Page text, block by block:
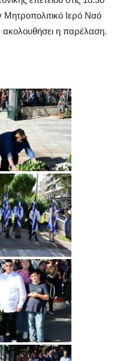
Μητροπολιτικό Ιερό Ναό
η παρέλαση.